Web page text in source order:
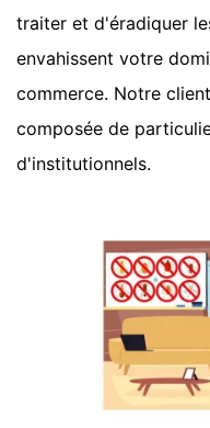
traiter et d'éradiquer
envahissent votre
commerce. Notre
composée de
d'institutionnels.